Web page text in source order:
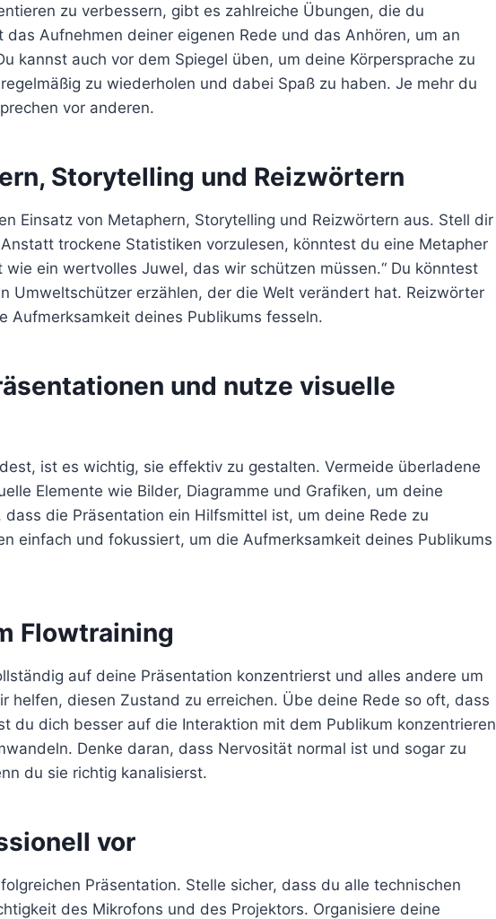
zu verbessern, gibt es zahlreiche Übungen, die du
Aufnehmen deiner eigenen Rede und das Anhören, um an
kannst auch vor dem Spiegel üben, um deine Körpersprache zu
zu wiederholen und dabei Spaß zu haben. Je mehr du
vor anderen.
Storytelling und Reizwörtern
Einsatz von Metaphern, Storytelling und Reizwörtern aus. Stell dir
trockene Statistiken vorzulesen, könntest du eine Metapher
ein wertvolles Juwel, das wir schützen müssen.“ Du könntest
Umweltschützer erzählen, der die Welt verändert hat. Reizwörter
Aufmerksamkeit deines Publikums fesseln.
und nutze visuelle
ist es wichtig, sie effektiv zu gestalten. Vermeide überladene
Elemente wie Bilder, Diagramme und Grafiken, um deine
die Präsentation ein Hilfsmittel ist, um deine Rede zu
einfach und fokussiert, um die Aufmerksamkeit deines Publikums
Flowtraining
auf deine Präsentation konzentrierst und alles andere um
helfen, diesen Zustand zu erreichen. Übe deine Rede so oft, dass
du dich besser auf die Interaktion mit dem Publikum konzentrieren
Denke daran, dass Nervosität normal ist und sogar zu
du sie richtig kanalisierst.
vor
Präsentation. Stelle sicher, dass du alle technischen
des Mikrofons und des Projektors. Organisiere deine